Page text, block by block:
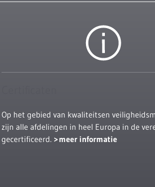
Op het gebied van kwaliteitsen
zijn alle afdelingen in heel Europa in de
gecertificeerd.
meer informatie